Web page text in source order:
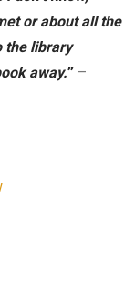
or about all the
the library
away.” –